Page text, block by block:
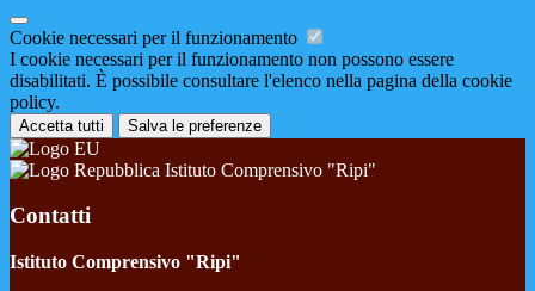
Cookie necessari per il funzionamento
I cookie necessari per il funzionamento non possono essere
disabilitati. È possibile consultare l'elenco nella pagina della cookie
policy.
Accetta tutti Salva le preferenze
Istituto Comprensivo "Ripi"
Contatti
Istituto Comprensivo "Ripi"